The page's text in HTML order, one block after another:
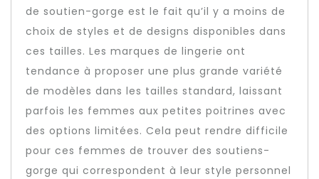
de soutien-gorge est le fait qu’il y a moins de
choix de styles et de designs disponibles dans
ces tailles. Les marques de lingerie ont
tendance à proposer une plus grande variété
de modèles dans les tailles standard, laissant
parfois les femmes aux petites poitrines avec
des options limitées. Cela peut rendre difficile
pour ces femmes de trouver des soutiens-
gorge qui correspondent à leur style personnel